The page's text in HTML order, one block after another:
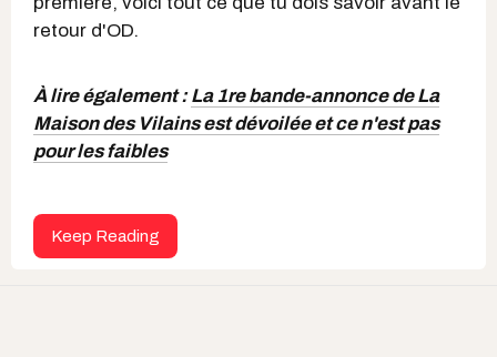
retour d'OD.
À lire également :La 1re bande-annonce de La
Maison des Vilains est dévoilée et ce n'est pas
pour les faibles
Keep Reading